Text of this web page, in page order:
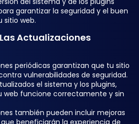
garantizar la seguridad y el buen
sitio web.
Actualizaciones
periódicas garantizan que tu sitio
vulnerabilidades de seguridad.
el sistema y los plugins,
web funcione correctamente y sin
también pueden incluir mejoras